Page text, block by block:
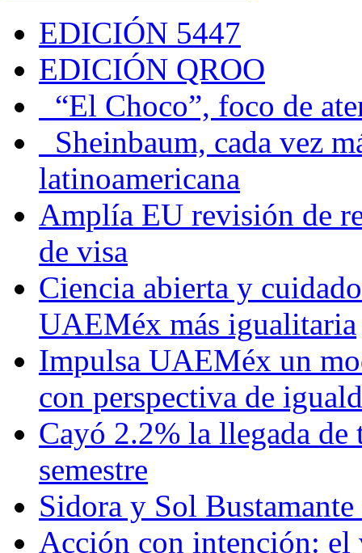
EDICIÓN 5447
EDICIÓN QROO
“El Choco”, foco de
Sheinbaum, cada vez
latinoamericana
Amplía EU revisión de
de visa
Ciencia abierta y
UAEMéx más igualitaria
Impulsa UAEMéx un
con perspectiva de
Cayó 2.2% la llegada de
semestre
Sidora y Sol
Acción con intención: el